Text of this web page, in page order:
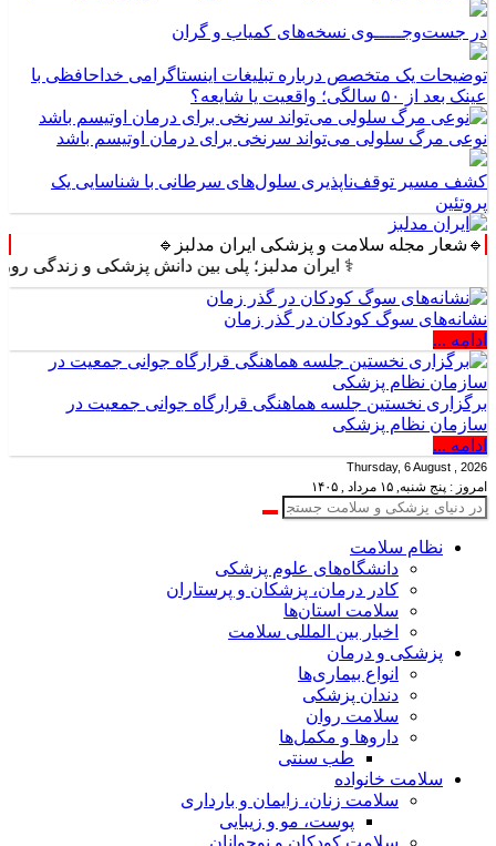
در جست‌وجـــــوی نسخه‌های کمیاب و گران
توضیحات یک متخصص درباره تبلیغات اینستاگرامی خداحافظی با
عینک بعد از ۵۰ سالگی؛ واقعیت یا شایعه؟
نوعی مرگ سلولی می‌تواند سرنخی برای درمان اوتیسم باشد
کشف مسیر توقف‌ناپذیری سلول‌های سرطانی با شناسایی یک
پروتئین
🔹شعار مجله سلامت و پزشکی ایران مدلبز🔹
⚕️ ایران مدلبز؛ پلی بین دانش پزشکی و زندگی روزمره ⚕️
نشانه‌های سوگ کودکان در گذر زمان
ادامه ...
برگزاری نخستین جلسه هماهنگی قرارگاه جوانی جمعیت در
سازمان نظام پزشکی
ادامه ...
Thursday, 6 August , 2026
امروز : پنج شنبه, ۱۵ مرداد , ۱۴۰۵
نظام سلامت
دانشگاه‌های علوم پزشکی
کادر درمان، پزشکان و پرستاران
سلامت استان‌ها
اخبار بین المللی سلامت
پزشکی و درمان
انواع بیماری‌ها
دندان پزشکی
سلامت روان
داروها و مکمل‌ها
طب سنتی
سلامت خانواده
سلامت زنان، زایمان و بارداری
پوست، مو و زیبایی